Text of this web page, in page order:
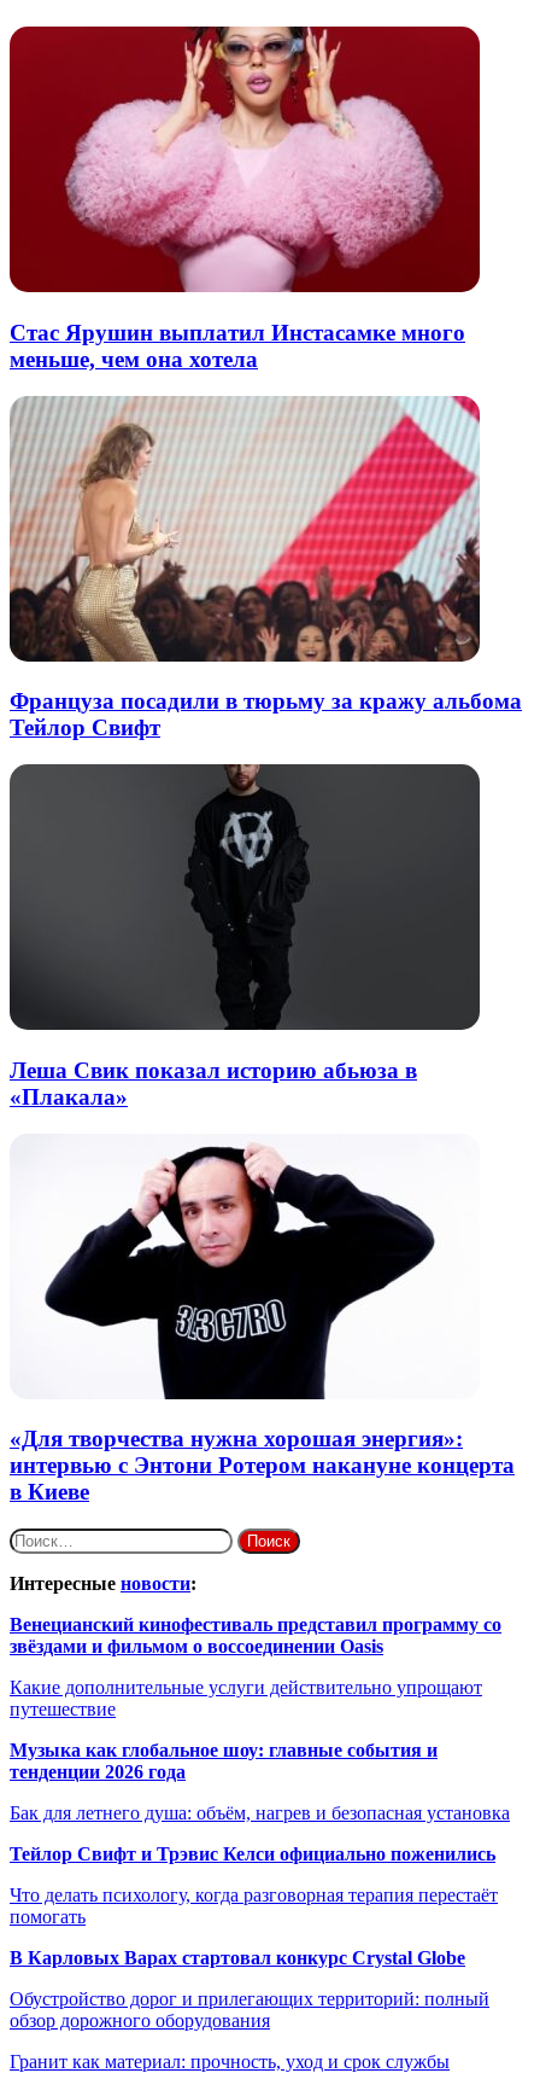
Стас Ярушин выплатил Инстасамке много
меньше, чем она хотела
Француза посадили в тюрьму за кражу альбома
Тейлор Свифт
Леша Свик показал историю абьюза в
«Плакала»
«Для творчества нужна хорошая энергия»:
интервью с Энтони Ротером накануне концерта
в Киеве
Найти:
Интересные новости:
Венецианский кинофестиваль представил программу со
звёздами и фильмом о воссоединении Oasis
Какие дополнительные услуги действительно упрощают
путешествие
Музыка как глобальное шоу: главные события и
тенденции 2026 года
Бак для летнего душа: объём, нагрев и безопасная установка
Тейлор Свифт и Трэвис Келси официально поженились
Что делать психологу, когда разговорная терапия перестаёт
помогать
В Карловых Варах стартовал конкурс Crystal Globe
Обустройство дорог и прилегающих территорий: полный
обзор дорожного оборудования
Гранит как материал: прочность, уход и срок службы